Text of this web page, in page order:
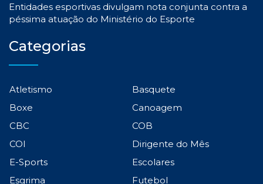
Entidades esportivas divulgam nota conjunta contra a
péssima atuação do Ministério do Esporte
Categorias
Atletismo
Basquete
Boxe
Canoagem
CBC
COB
COI
Dirigente do Mês
E-Sports
Escolares
Esgrima
Futebol